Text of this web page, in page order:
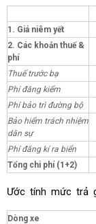
1. Giá niêm yết
2. Các khoản thuế &
phí
Thuế trước bạ
Phí đăng kiểm
Phí bảo trì đường bộ
Bảo hiểm trách nhiệm
dân sự
Phí đăng kí ra biển
Tổng chi phí (1+2)
Ước tính mức trả
Dòng xe